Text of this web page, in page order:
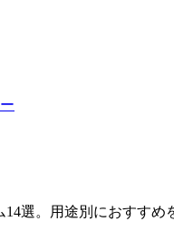
選。用途別におすすめ